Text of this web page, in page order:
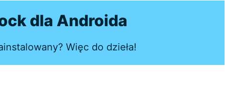
dla Androida
Więc do dzieła!